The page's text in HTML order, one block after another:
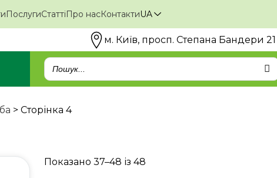
ПослугиСтаттіПро насКонтактиUA
м. Київ, просп. Степана Бандери 21
> Сторінка 4
Показано 37–48 із 48